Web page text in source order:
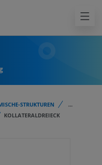
STRUKTUREN
...
KOLLATERALDREIECK